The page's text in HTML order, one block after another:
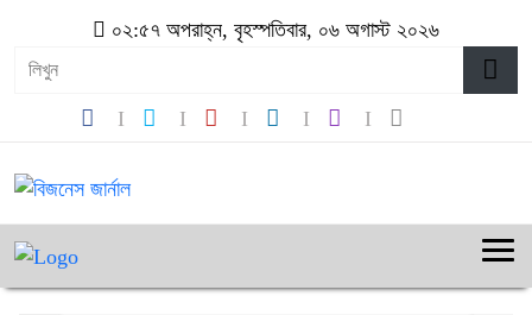
০২:৫৭ অপরাহ্ন, বৃহস্পতিবার, ০৬ অগাস্ট ২০২৬